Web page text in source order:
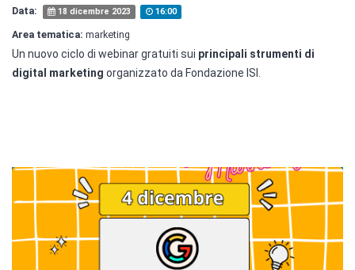
Data: 18 dicembre 2023 16:00
Area tematica: marketing
Un nuovo ciclo di webinar gratuiti sui principali strumenti di
digital marketing organizzato da Fondazione ISI.